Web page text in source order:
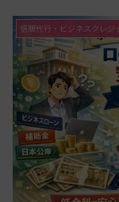
信販代行・ビジネスクレジ